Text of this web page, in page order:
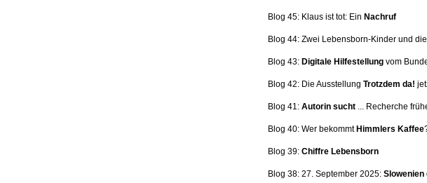
Blog 45: Klaus ist tot: Ein Nachruf
Blog 44: Zwei Lebensborn-Kinder und die
Blog 43: Digitale Hilfestellung vom
Blog 42: Die Ausstellung Trotzdem da!
Blog 41: Autorin sucht ... Recherche
Blog 40: Wer bekommt Himmlers Kaffee
Blog 39: Chiffre Lebensborn
Blog 38: 27. September 2025: Slowenien